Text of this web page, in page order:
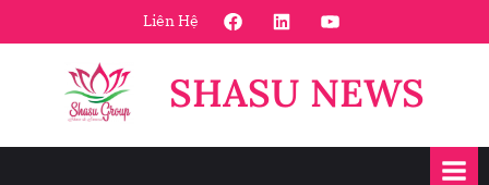
to
Liên Hệ FaceBookLinkedinYoutube
SHASU NEWS